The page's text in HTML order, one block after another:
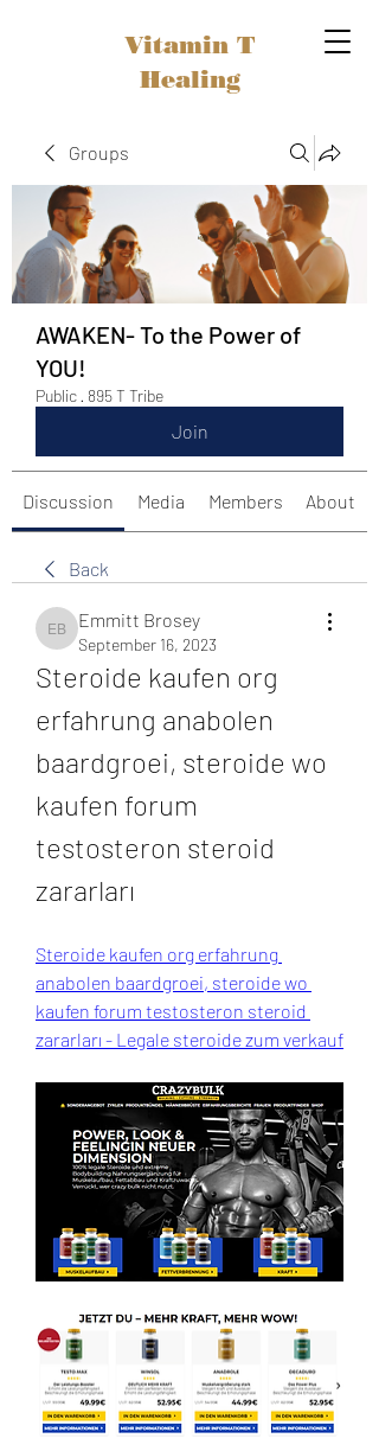
Vitamin T
Healing
Groups
AWAKEN- To the Power of
YOU!
Public · 895 T Tribe
Join
Discussion Media Members About
Back
Emmitt Brosey
Emmitt Brosey
September 16, 2023
Steroide kaufen org
erfahrung anabolen
baardgroei, steroide wo
kaufen forum
testosteron steroid
zararları
Steroide kaufen org erfahrung
anabolen baardgroei, steroide wo
kaufen forum testosteron steroid
zararları - Legale steroide zum verkauf